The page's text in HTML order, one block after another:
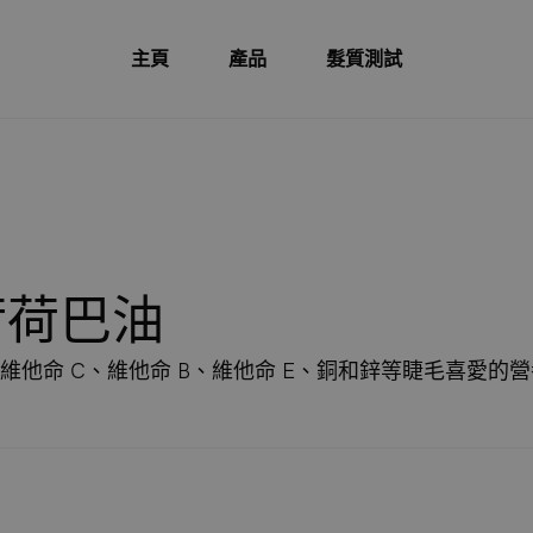
主頁 產品 髮質測試
巴油
他命 C、維他命 B、維他命 E、銅和鋅等睫毛喜愛的